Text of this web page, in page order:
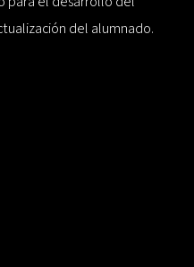
del alumnado.